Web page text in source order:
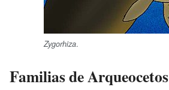
Zygorhiza.
Familias de Arqueocetos